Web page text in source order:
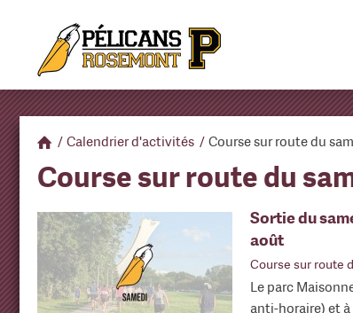
/ Calendrier d'activités / Course sur route du
Course sur route du
Sortie du
août
Course sur route
Le parc
anti-horaire) et à